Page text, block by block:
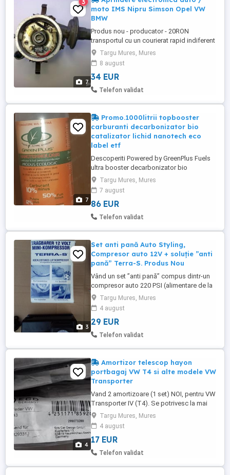
7
3
moto IMS Nipru Simson Opel VW
BMW
Produs nou - producator - 20RON
transportul cu un courierat rapid indiferent
de locatie. Aprindere electronica fara
platini pentru motociclete clasice Nipru,
Simson 250 cc, Moto Guzi V35 , si altele.
Aprindere electronica fara platini pentru
autoturisme IMS, Opel Kadet, Ford, BMW,
Targu Mures, Mures
8 august
34 EUR
Telefon validat
7
Promo.1000litrii topbooster
carburanti decarbonizator bio
catalizator lichid nanotech eco
label etf
Descoperiti Powered by GreenPlus Fuels
ultra booster decarbonizator bio
catalizator pentru 1000 litrii flacon mare
sau 200 litrii flacon mic carburanti de tratat
cel mai avansat si sigur in lume -
Satisfactia maxima de a conduce,de a
avea
beneficii si avantaje ...
Targu Mures, Mures
7 august
86 EUR
Telefon validat
3
Set anti pană Auto Styling,
Compresor auto 12V + soluție ”anti
pană” Terra-S. Produs Nou
Vând un set ”anti pană” compus dintr-un
compresor auto 220 PSI (alimentare de la
bricheta mașinii 12V)+ o ”sticlă” cu soluție
”anti pană” de 750ml. Compresorul poate
fi utilizat atât pentru umflarea anvelopelor
vehiculului, motocicletelor/motoretelor cât
și a bicicletelor, pentru umflarea bărcilor
Targu Mures, Mures
4 august
29 EUR
Telefon validat
4
Amortizor telescop hayon
portbagaj VW T4 si alte modele VW
Transporter
Vand 2 amortizoare (1 set) NOI, pentru VW
Transporter IV (T4). Se potrivesc la mai
multe modele de caroserii: 70XB, 70XC,
7DB, 7DW, 70XA, incepand cu anii 1990/07
- 2003/04. Motoare: 1781cmc, 49KW, 67PS
1968cmc, 62KW, 84PS 2461cmc, 81KW,
110PS 1896cmc, 44KW, 60PS (1.9D)
Targu Mures, Mures
4 august
17 EUR
Telefon validat